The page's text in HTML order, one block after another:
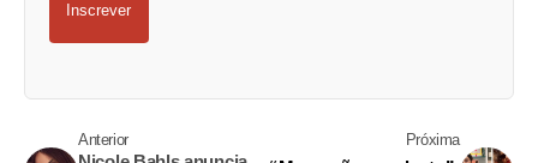
Inscrever
Anterior Próxima